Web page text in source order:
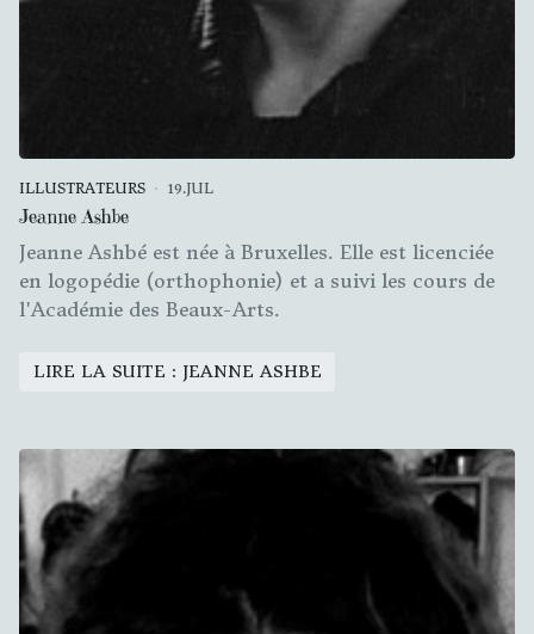
ILLUSTRATEURS 19.JUL
Jeanne Ashbe
Jeanne Ashbé est née à Bruxelles. Elle est licenciée
en logopédie (orthophonie) et a suivi les cours de
l'Académie des Beaux-Arts.
LIRE LA SUITE : JEANNE ASHBE